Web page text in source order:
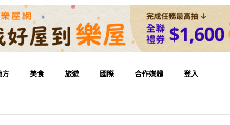
方 美食 旅遊 國際 合作媒體 登入